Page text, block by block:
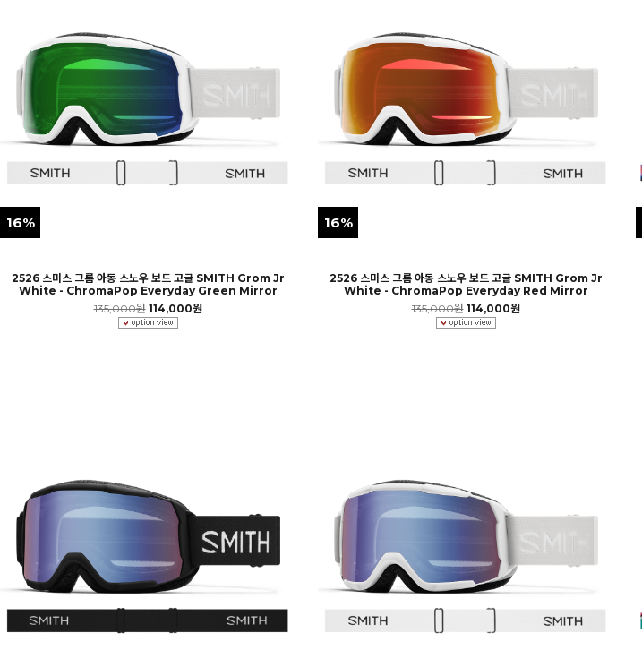
16%
2526 스미스 그롬 아동 스노우 보드 고글 SMITH Grom Jr
White - ChromaPop Everyday Green Mirror
135,000원 114,000원
16%
2526 스미스 그롬 아동 스노우 보드 고글 SMITH Grom Jr
White - ChromaPop Everyday Red Mirror
135,000원 114,000원